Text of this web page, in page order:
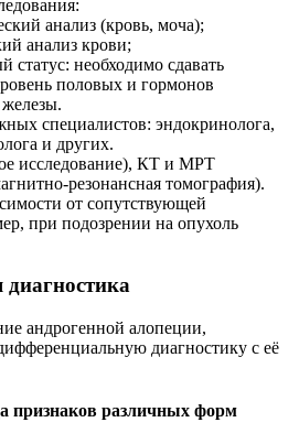
анализ (кровь, моча);
анализ крови;
статус: необходимо сдавать
половых и гормонов
специалистов: эндокринолога,
и других.
исследование), КТ и МРТ
резонансная томография).
от сопутствующей
при подозрении на опухоль
андрогенной алопеции,
диагностику с её
признаков различных форм